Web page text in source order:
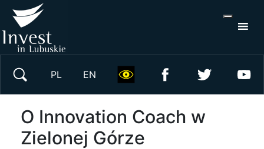
PL EN
O Innovation Coach w
Zielonej Górze
Wyszukaj w serwisie